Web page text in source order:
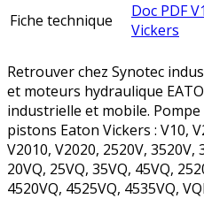
Fiche technique
Doc PDF
Vickers
Retrouver chez Synotec
et moteurs hydraulique
industrielle et mobile.
pistons Eaton Vickers : V10,
V2010, V2020, 2520V, 3520V,
20VQ, 25VQ, 35VQ, 45VQ,
4520VQ, 4525VQ, 4535VQ,